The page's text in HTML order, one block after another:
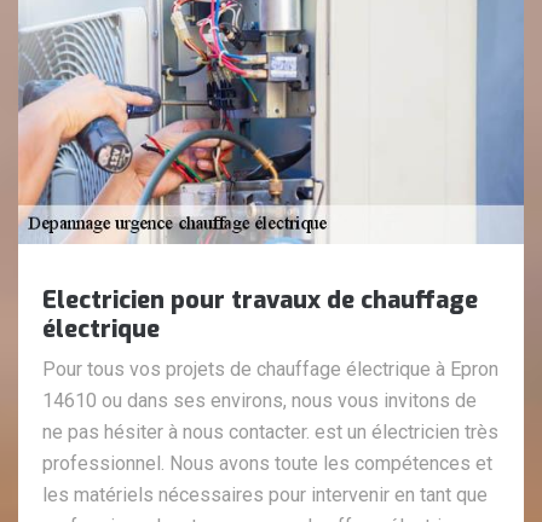
Electricien pour travaux de chauffage
électrique
Pour tous vos projets de chauffage électrique à Epron
14610 ou dans ses environs, nous vous invitons de
ne pas hésiter à nous contacter. est un électricien très
professionnel. Nous avons toute les compétences et
les matériels nécessaires pour intervenir en tant que